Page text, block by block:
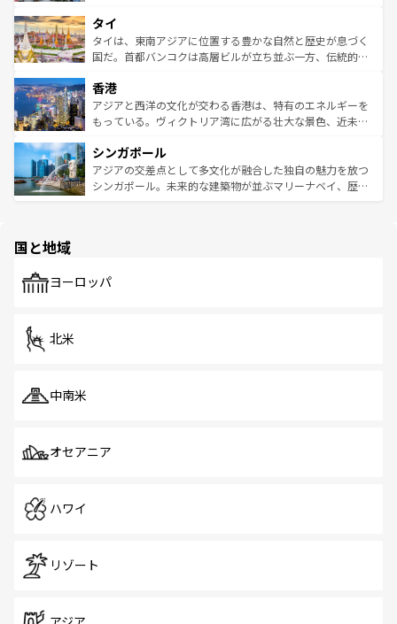
リティに包まれながら、韓国の多彩な魅力を心ゆくまで味
わってみてほしい。 なお、新着の韓国情報はコンテンツ一
覧を参照してほしい。
急速な発展と共に伝統が息づく。ハノイの古い町並みやホ
ーチミン市のフランス統治時代の建物も、独特の雰囲気を
醸し出している。また、バラエティの豊かさとおいしさで
とつ。フォーやバインミー、ベトナムコーヒーなどは、ぜ
ひ現地で味わいたい。どの地域を訪れてもあたたかい人々
が旅行者を迎えてくれるので、きっと忘れられない旅にな
参照してほしい。
タイ
タイは、東南アジアに位置する豊かな自然と歴史が息づく
国だ。首都バンコクは高層ビルが立ち並ぶ一方、伝統的な
の活気が交差している。北部ではチェンマイなどの山岳地
帯で自然と触れ合い、南部ではプーケットやクラビの美し
いビーチでリゾート気分を楽しむことができる。タイ料理
激する。気候は一年中温暖で、どの季節にも異なる楽しみ
が待っている。親しみやすいタイの人々、仏教を中心とし
た文化、そして多様な観光資源が、訪れる旅人を魅了し続
香港
アジアと西洋の文化が交わる香港は、特有のエネルギーを
もっている。ヴィクトリア湾に広がる壮大な景色、近未来
み、どこを訪れても感動するはず。観光スポットが密集し
ており、効率よく見どころを回れるのも魅力。息をのむよ
うな絶景から文化的な体験まで、香港を存分に楽しみ尽く
シンガポール
アジアの交差点として多文化が融合した独自の魅力を放つ
シンガポール。未来的な建築物が並ぶマリーナベイ、歴史
で、ホーカーズは地元の風情を楽しめる外せないスポット
国と地域
ヨーロッパ
北米
中南米
オセアニア
ハワイ
リゾート